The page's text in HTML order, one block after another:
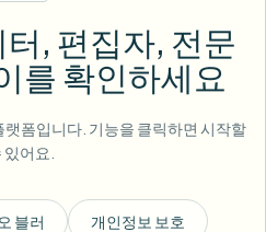
, 편집자, 전문
를 확인하세요
랫폼입니다. 기능을 클릭하면 시작할
있어요.
블러 개인정보 보호